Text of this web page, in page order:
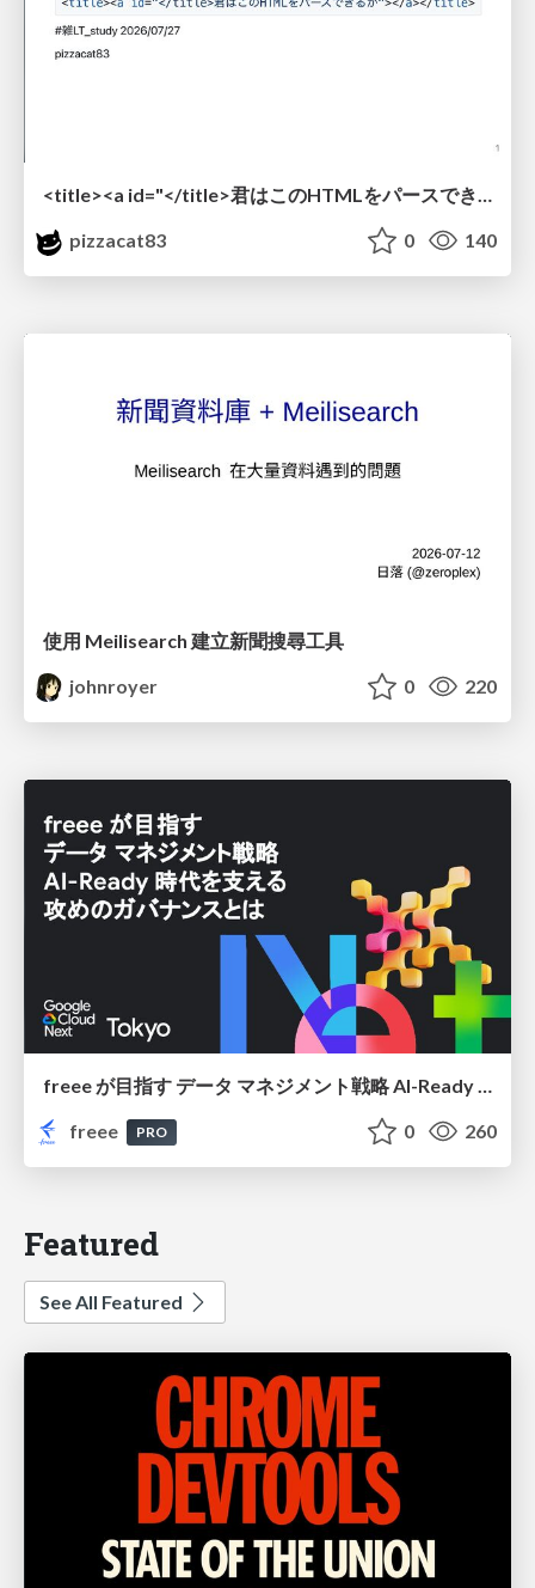
<title><a id="</title>君はこのHTMLをパースできるか"></a></title> #雑LT_study
pizzacat83
0 140
使用 Meilisearch 建立新聞搜尋工具
johnroyer
0 220
freee が目指す データ マネジメント戦略 AI-Ready 時代を支える 攻めのガバナンスとは
freee
PRO 0 260
Featured
See All Featured